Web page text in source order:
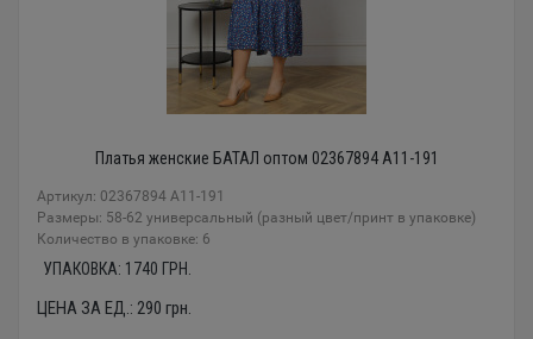
Платья женские БАТАЛ оптом 02367894 A11-191
Артикул: 02367894 A11-191
Размеры: 58-62 универсальный (разный цвет/принт в упаковке)
Количество в упаковке: 6
УПАКОВКА: 1740 ГРН.
ЦЕНА ЗА ЕД.: 290 грн.